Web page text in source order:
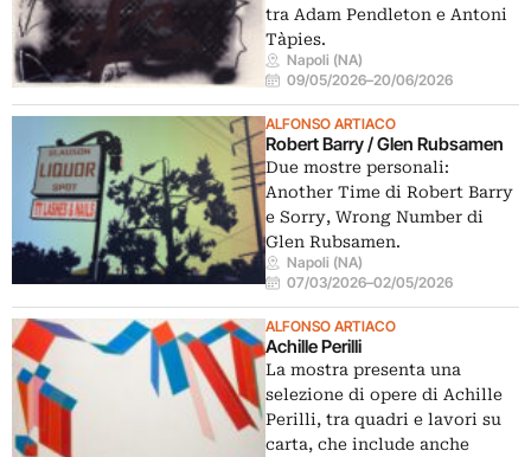
tra Adam Pendleton e Antoni
Tàpies.
Napoli (NA)
09/05/2026–20/06/2026
ALFONSO ARTIACO
Robert Barry / Glen Rubsamen
Due mostre personali:
Another Time di Robert Barry
e Sorry, Wrong Number di
Glen Rubsamen.
Napoli (NA)
07/03/2026–02/05/2026
ALFONSO ARTIACO
Achille Perilli
La mostra presenta una
selezione di opere di Achille
Perilli, tra quadri e lavori su
carta, che include anche